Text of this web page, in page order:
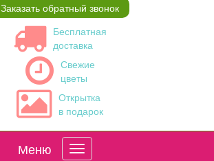
Заказать обратный звонок
Бесплатная
доставка
Свежие
цветы
Открытка
в подарок
Меню